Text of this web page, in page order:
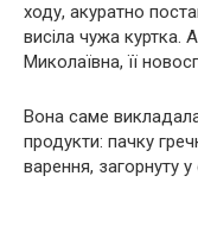
ходу, акуратно
висіла чужа куртка.
Миколаївна, її
Вона саме
продукти: пачку
варення, загорнуту